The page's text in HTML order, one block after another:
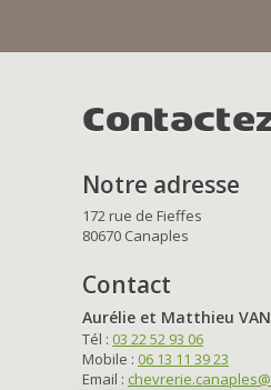
Notre adresse
172 rue de Fieffes
80670 Canaples
Contact
Aurélie et Matthieu
Tél : 03 22 52 93 06
Mobile : 06 13 11 39 23
Email :